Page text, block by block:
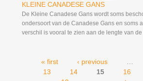
KLEINE CANADESE GANS
De Kleine Canadese Gans wordt soms
ondersoort van de Canadese Gans en soms
verschil is vooral te zien aan de lengte van
Pages« first ‹ previous
13
14 15 16